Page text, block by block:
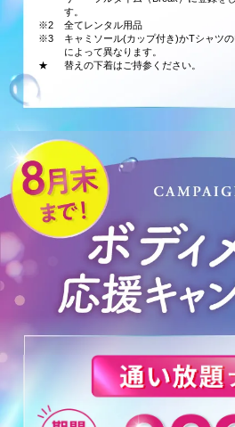
す。
※2
全てレンタル用品
※3
キャミソール(カップ付き)かTシャツ
によって異なります。
★
替えの下着はご持参ください。